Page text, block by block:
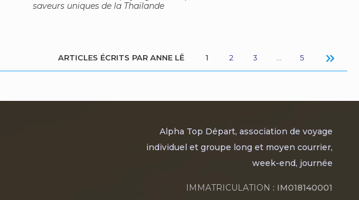
saveurs uniques de la Thaïlande
ARTICLES ÉCRITS PAR ANNE LÊ 1 2 3 5 keyboard_double_arrow_right
Alpha Top Départ, association de voyage
individuel et groupe long et moyen courrier,
week-end, journée
IMMATRICULATION : IM018140001